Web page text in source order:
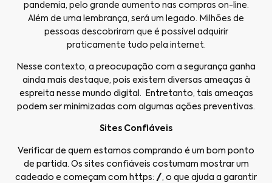
pandemia, pelo grande aumento nas compras on-line.
Além de uma lembrança, será um legado. Milhões de
pessoas descobriram que é possível adquirir
praticamente tudo pela internet.
Nesse contexto, a preocupação com a segurança ganha
ainda mais destaque, pois existem diversas ameaças à
espreita nesse mundo digital. Entretanto, tais ameaças
podem ser minimizadas com algumas ações preventivas.
Sites Confiáveis
Verificar de quem estamos comprando é um bom ponto
de partida. Os sites confiáveis costumam mostrar um
cadeado e começam com https: //, o que ajuda a garantir